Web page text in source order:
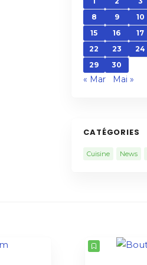
8
9 10
15
16 17
22
23 24
29
30
« Mar Mai »
CATÉGORIES
Cuisine News